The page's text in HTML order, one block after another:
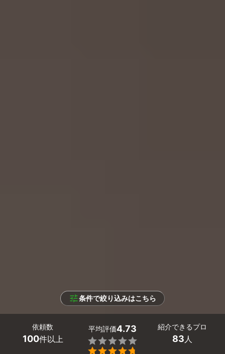
条件で絞り込みはこちら
依頼数
100件以上
平均評価4.73


紹介できるプロ
83人